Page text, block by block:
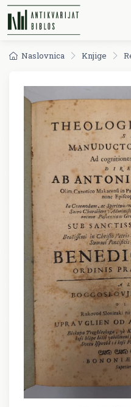
Naslovnica Knjige